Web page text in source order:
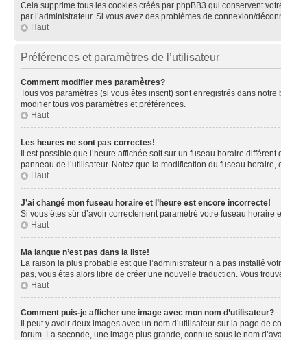
Cela supprime tous les cookies créés par phpBB3 qui conservent
par l’administrateur. Si vous avez des problèmes de connexion/
Haut
Préférences et paramètres de l’utilisateur
Comment modifier mes paramètres?
Tous vos paramètres (si vous êtes inscrit) sont enregistrés dans
modifier tous vos paramètres et préférences.
Haut
Les heures ne sont pas correctes!
Il est possible que l’heure affichée soit sur un fuseau horaire
panneau de l’utilisateur. Notez que la modification du fuseau
Haut
J’ai changé mon fuseau horaire et l’heure est encore incorrecte!
Si vous êtes sûr d’avoir correctement paramétré votre fuseau horaire
Haut
Ma langue n’est pas dans la liste!
La raison la plus probable est que l’administrateur n’a pas installé
pas, vous êtes alors libre de créer une nouvelle traduction. Vous
Haut
Comment puis-je afficher une image avec mon nom d’utilisateur?
Il peut y avoir deux images avec un nom d’utilisateur sur la page
forum. La seconde, une image plus grande, connue sous le nom